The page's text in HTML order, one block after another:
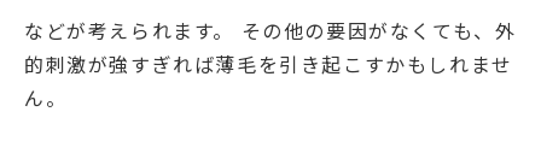
などが考えられます。 その他の要因がなくても、外
的刺激が強すぎれば薄毛を引き起こすかもしれませ
ん。